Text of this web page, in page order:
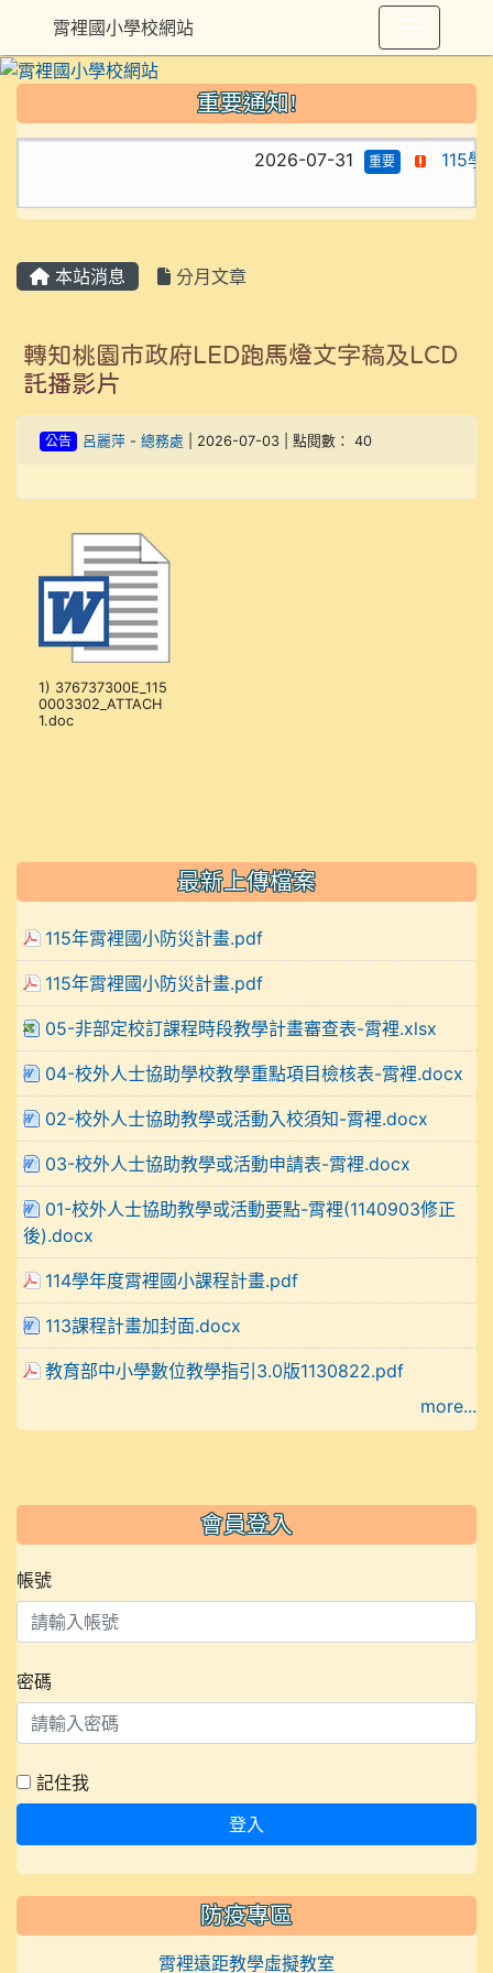
重要通知!
2026-07-31 重要 115學
本站消息 分月文章
轉知桃園市政府LED跑馬燈文字稿及LCD
託播影片
公告 呂麗萍- 總務處 | 2026-07-03 | 點閱數： 40
1) 376737300E_115
0003302_ATTACH
1.doc
最新上傳檔案
115年霄裡國小防災計畫.pdf
115年霄裡國小防災計畫.pdf
05-非部定校訂課程時段教學計畫審查表-霄裡.xlsx
04-校外人士協助學校教學重點項目檢核表-霄裡.docx
02-校外人士協助教學或活動入校須知-霄裡.docx
03-校外人士協助教學或活動申請表-霄裡.docx
01-校外人士協助教學或活動要點-霄裡(1140903修正
後).docx
114學年度霄裡國小課程計畫.pdf
113課程計畫加封面.docx
教育部中小學數位教學指引3.0版1130822.pdf
more...
會員登入
帳號
密碼
記住我
登入
防疫專區
霄裡遠距教學虛擬教室
霄裡國小學校網站